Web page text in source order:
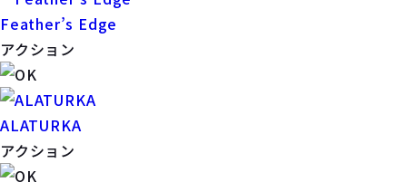
Feather’s Edge
アクション
ALATURKA
アクション